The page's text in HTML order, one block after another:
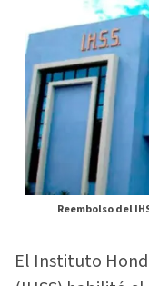
Reembolso del
El Instituto